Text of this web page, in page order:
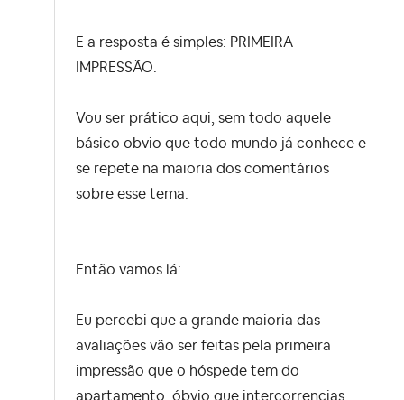
E a resposta é simples: PRIMEIRA
IMPRESSÃO.
Vou ser prático aqui, sem todo aquele
básico obvio que todo mundo já conhece e
se repete na maioria dos comentários
sobre esse tema.
Então vamos lá:
Eu percebi que a grande maioria das
avaliações vão ser feitas pela primeira
impressão que o hóspede tem do
apartamento, óbvio que intercorrencias